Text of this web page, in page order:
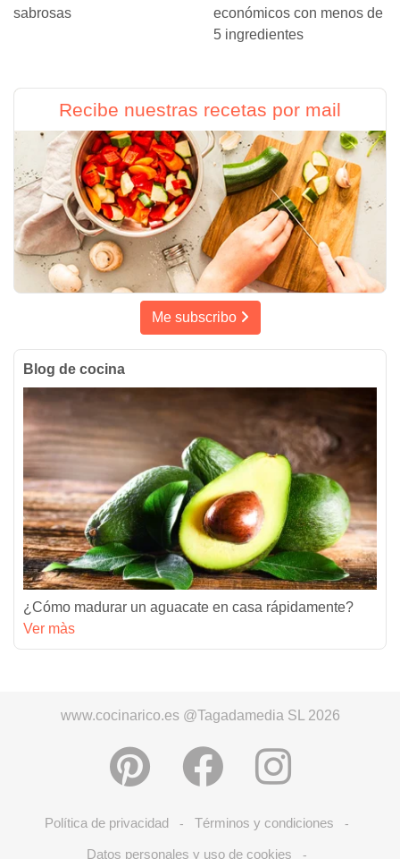
sabrosas
económicos con menos de
5 ingredientes
Recibe nuestras recetas por mail
Me subscribo
Blog de cocina
¿Cómo madurar un aguacate en casa rápidamente?
Ver màs
www.cocinarico.es @Tagadamedia SL 2026
Política de privacidad - Términos y condiciones -
Datos personales y uso de cookies -